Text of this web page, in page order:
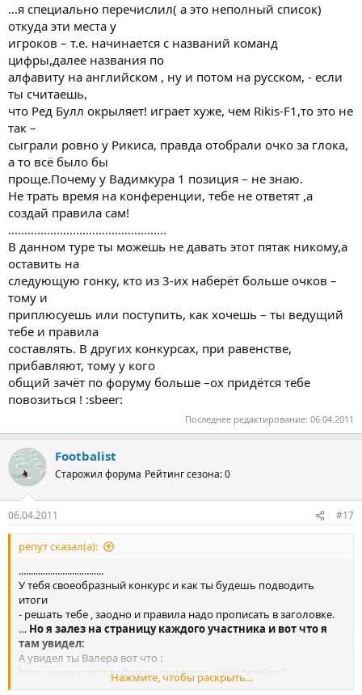
И вот согласно этому я сделал вывод о том что выиграл
Rikis. Потому что у него 175 место среди всех игроков, а
vadimkyra201.
Ну если хочешь то я могу задать вопрос по этому поводу в
конференции.
Жду ответа:sbeer:
…я специально перечислил( а это неполный список)
откуда эти места у
игроков – т.е. начинается с названий команд
цифры,далее названия по
алфавиту на английском , ну и потом на русском, - если
ты считаешь,
что Ред Булл окрыляет! играет хуже, чем Rikis-F1,то это не
так –
сыграли ровно у Рикиса, правда отобрали очко за глока,
а то всё было бы
проще.Почему у Вадимкура 1 позиция – не знаю.
Не трать время на конференции, тебе не ответят ,а
создай правила сам!
………………………………………….
В данном туре ты можешь не давать этот пятак никому,а
оставить на
следующую гонку, кто из 3-их наберёт больше очков –
тому и
приплюсуешь или поступить, как хочешь – ты ведущий
тебе и правила
составлять. В других конкурсах, при равенстве,
прибавляют, тому у кого
общий зачёт по форуму больше –ох придётся тебе
повозиться ! :sbeer:
Последнее редактирование: 06.04.2011
Footbalist
Старожил форума Рейтинг сезона: 0
06.04.2011 #17
репут сказал(а):
...................................
У тебя своеобразный конкурс и как ты будешь подводить
итоги
- решать тебе , заодно и правила надо прописать в заголовке.
… Но я залез на страницу каждого участника и вот что я
там увидел:
А увидел ты Валера вот что :
http://www.sports.ru/fantasy/automot...s/499.html?p=2
[не надо вставлять битые ссылки]
Нажмите, чтобы раскрыть...